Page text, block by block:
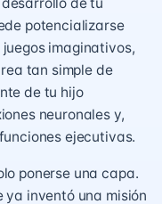
potencializarse
imaginativos,
tan simple de
de tu hijo
neuronales y,
ejecutivas.
ponerse una capa.
ya inventó una misión